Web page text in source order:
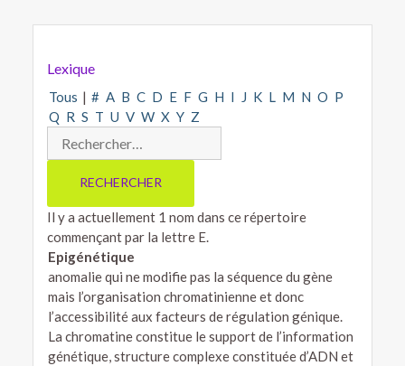
Lexique
Tous | # A B C D E F G H I J K L M N O P
Q R S T U V W X Y Z
Il y a actuellement 1 nom dans ce répertoire
commençant par la lettre E.
Epigénétique
anomalie qui ne modifie pas la séquence du gène
mais l’organisation chromatinienne et donc
l’accessibilité aux facteurs de régulation génique.
La chromatine constitue le support de l’information
génétique, structure complexe constituée d’ADN et